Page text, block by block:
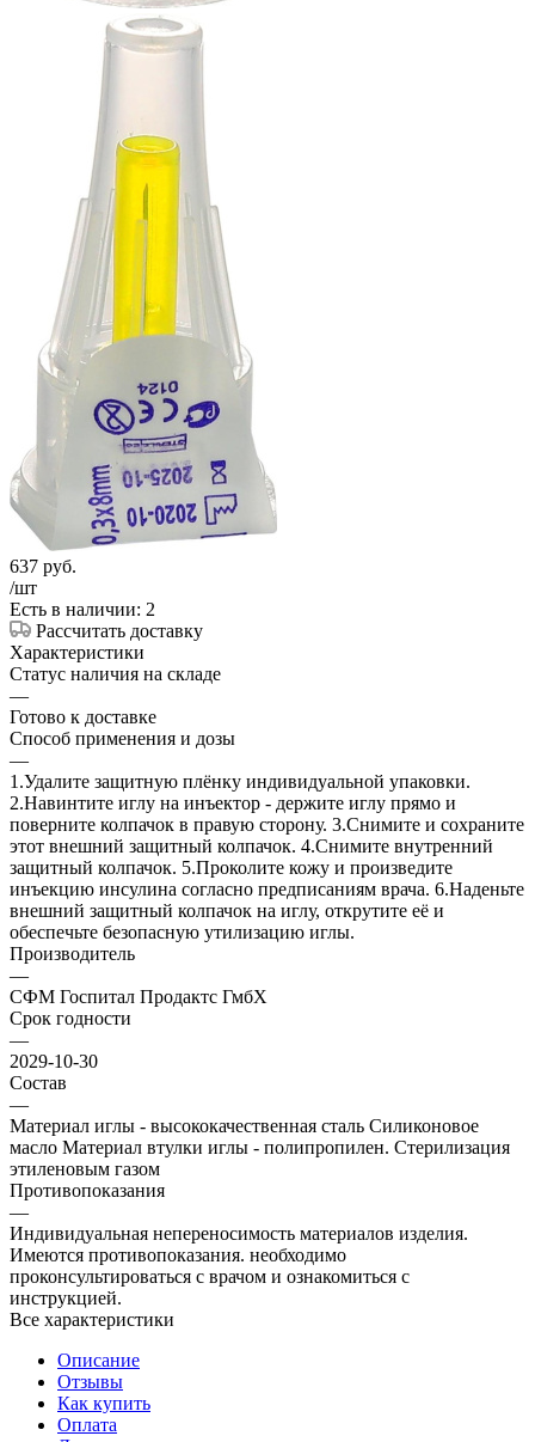
637 руб.
/шт
Есть в наличии: 2
Рассчитать доставку
Характеристики
Статус наличия на складе
—
Готово к доставке
Способ применения и дозы
—
1.Удалите защитную плёнку индивидуальной упаковки.
2.Навинтите иглу на инъектор - держите иглу прямо и
поверните колпачок в правую сторону. 3.Снимите и сохраните
этот внешний защитный колпачок. 4.Снимите внутренний
защитный колпачок. 5.Проколите кожу и произведите
инъекцию инсулина согласно предписаниям врача. 6.Наденьте
внешний защитный колпачок на иглу, открутите её и
обеспечьте безопасную утилизацию иглы.
Производитель
—
СФМ Госпитал Продактс ГмбХ
Срок годности
—
2029-10-30
Состав
—
Материал иглы - высококачественная сталь Силиконовое
масло Материал втулки иглы - полипропилен. Стерилизация
этиленовым газом
Противопоказания
—
Индивидуальная непереносимость материалов изделия.
Имеются противопоказания. необходимо
проконсультироваться с врачом и ознакомиться с
инструкцией.
Все характеристики
Описание
Отзывы
Как купить
Оплата